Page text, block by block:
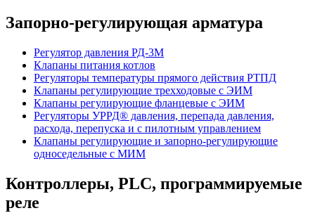
Запорно-регулирующая арматура
Регулятор давления РД-3М
Клапаны питания котлов
Регуляторы температуры прямого действия РТПД
Клапаны регулирующие трехходовые с ЭИМ
Клапаны регулирующие фланцевые с ЭИМ
Регуляторы УРРД® давления, перепада давления,
расхода, перепуска и с пилотным управлением
Клапаны регулирующие и запорно-регулирующие
односедельные с МИМ
Контроллеры, PLС, программируемые
реле